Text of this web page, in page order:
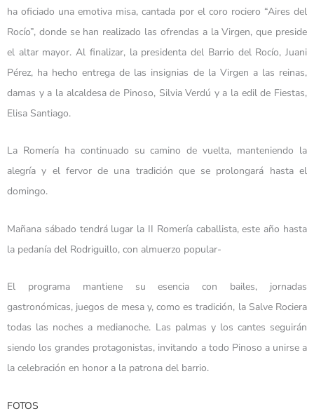
ha oficiado una emotiva misa, cantada por el coro rociero “Aires del
Rocío”, donde se han realizado las ofrendas a la Virgen, que preside
el altar mayor. Al finalizar, la presidenta del Barrio del Rocío, Juani
Pérez, ha hecho entrega de las insignias de la Virgen a las reinas,
damas y a la alcaldesa de Pinoso, Silvia Verdú y a la edil de Fiestas,
Elisa Santiago.
La Romería ha continuado su camino de vuelta, manteniendo la
alegría y el fervor de una tradición que se prolongará hasta el
domingo.
Mañana sábado tendrá lugar la II Romería caballista, este año hasta
la pedanía del Rodriguillo, con almuerzo popular-
El programa mantiene su esencia con bailes, jornadas
gastronómicas, juegos de mesa y, como es tradición, la Salve Rociera
todas las noches a medianoche. Las palmas y los cantes seguirán
siendo los grandes protagonistas, invitando a todo Pinoso a unirse a
la celebración en honor a la patrona del barrio.
FOTOS